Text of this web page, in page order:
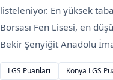
listeleniyor. En yüksek
Borsası Fen Lisesi, en
Bekir Şenyiğit Anadolu
LGS Puanları Konya LGS